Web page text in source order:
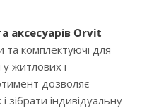
аксесуарів Orvit
та комплектуючі для
житлових і
дозволяє
зібрати індивідуальну